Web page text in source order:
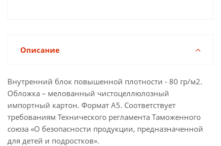
Описание
Внутренний блок повышенной плотности - 80 гр/м2.
Обложка – мелованный чистоцеллюлозный
импортный картон. Формат А5. Соответствует
требованиям Технического регламента Таможенного
союза «О безопасности продукции, предназначенной
для детей и подростков».